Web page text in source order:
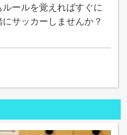
ールを覚えればすぐに
サッカーしませんか？